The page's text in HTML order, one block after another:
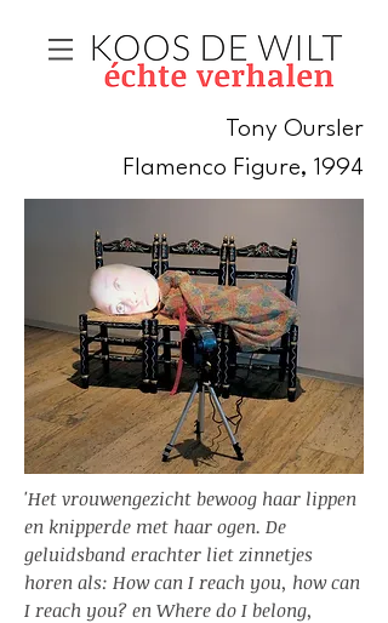
Tony Oursler
Flamenco Figure, 1994
'Het vrouwengezicht bewoog haar lippen
en knipperde met haar ogen. De
geluidsband erachter liet zinnetjes
horen als: How can I reach you, how can
I reach you? en Where do I belong,